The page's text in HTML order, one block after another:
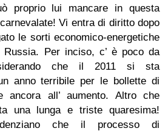
proprio lui mancare in questa
Vi entra di diritto dopo
le sorti economico-energetiche
Per inciso, c’ è poco da
che il 2011 si sta
anno terribile per le bollette di
ancora all’ aumento. Altro che
una lunga e triste quaresima!
che il processo di